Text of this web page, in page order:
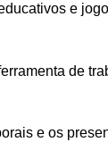
e
de
e os